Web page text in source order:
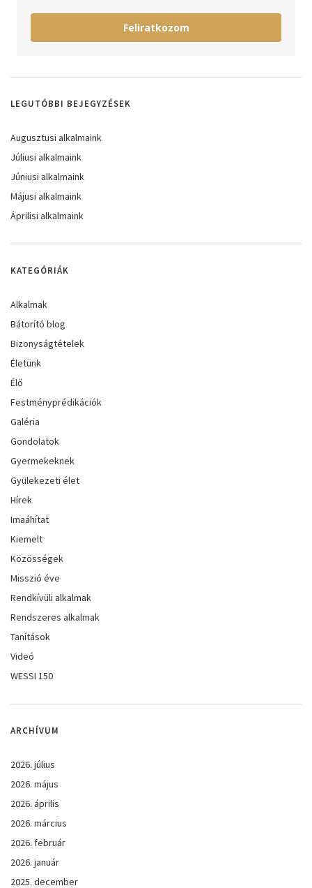
Feliratkozom
LEGUTÓBBI BEJEGYZÉSEK
Augusztusi alkalmaink
Júliusi alkalmaink
Júniusi alkalmaink
Májusi alkalmaink
Áprilisi alkalmaink
KATEGÓRIÁK
Alkalmak
Bátorító blog
Bizonyságtételek
Életünk
Élő
Festményprédikációk
Galéria
Gondolatok
Gyermekeknek
Gyülekezeti élet
Hírek
Imaáhítat
Kiemelt
Közösségek
Misszió éve
Rendkívüli alkalmak
Rendszeres alkalmak
Tanítások
Videó
WESSI 150
ARCHÍVUM
2026. július
2026. május
2026. április
2026. március
2026. február
2026. január
2025. december